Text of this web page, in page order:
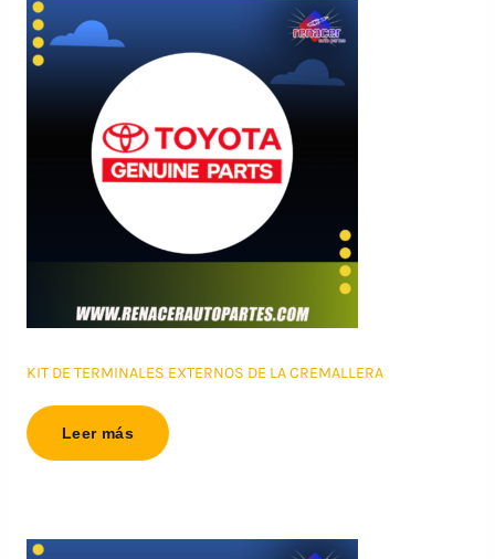
KIT DE TERMINALES EXTERNOS DE LA CREMALLERA
Leer más